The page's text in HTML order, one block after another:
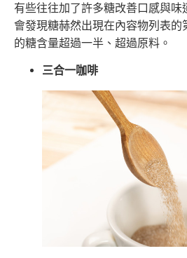
有些往往加了許多糖改善口感與味
會發現糖赫然出現在內容物列表的
的糖含量超過一半、超過原料。
三合一咖啡